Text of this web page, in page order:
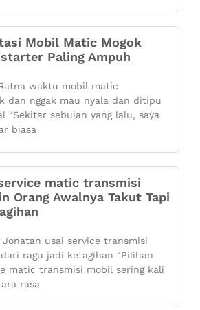
Mobil Matic Mogok
Paling Ampuh
waktu mobil matic
dan nggak mau nyala dan ditipu
“Sekitar sebulan yang lalu, saya
biasa
matic transmisi
Orang Awalnya Takut Tapi
Jonatan usai service transmisi
ragu jadi ketagihan “Pilihan
matic transmisi mobil sering kali
rasa